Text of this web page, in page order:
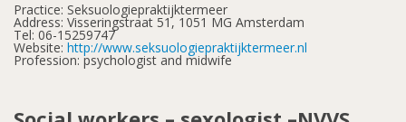
Practice: Seksuologiepraktijktermeer
Address: Visseringstraat 51, 1051 MG Amsterdam
Tel: 06-15259747
Website: http://www.seksuologiepraktijktermeer.nl
Profession: psychologist and midwife